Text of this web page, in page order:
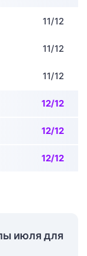
11/12
11/12
11/12
12/12
12/12
12/12
июля для